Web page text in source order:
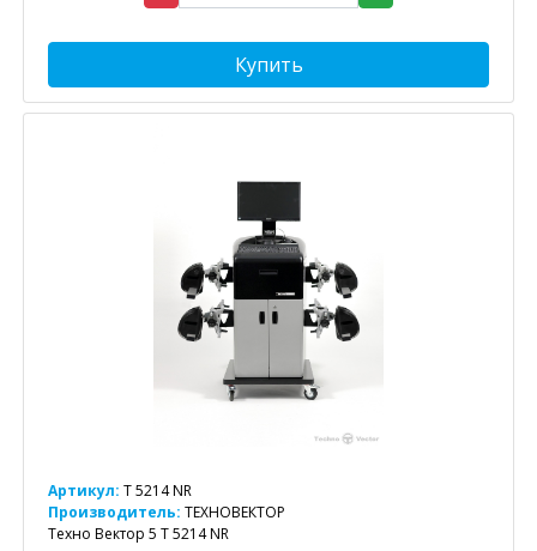
Купить
Артикул: T 5214 NR
Производитель: ТЕХНОВЕКТОР
Техно Вектор 5 T 5214 NR